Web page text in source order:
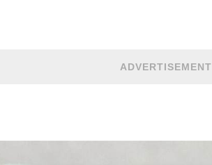
ADVERTISEMENT